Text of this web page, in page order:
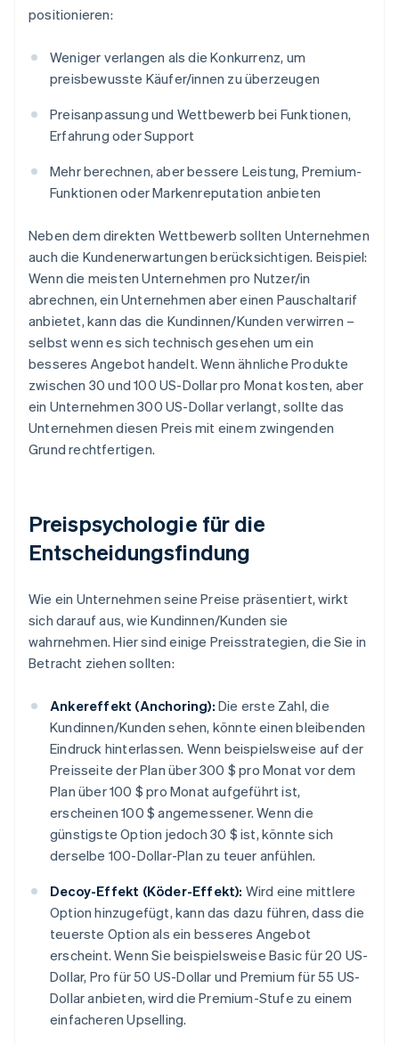
positionieren:
Weniger verlangen als die Konkurrenz, um
preisbewusste Käufer/innen zu überzeugen
Preisanpassung und Wettbewerb bei Funktionen,
Erfahrung oder Support
Mehr berechnen, aber bessere Leistung, Premium-
Funktionen oder Markenreputation anbieten
Neben dem direkten Wettbewerb sollten Unternehmen
auch die Kundenerwartungen berücksichtigen. Beispiel:
Wenn die meisten Unternehmen pro Nutzer/in
abrechnen, ein Unternehmen aber einen Pauschaltarif
anbietet, kann das die Kundinnen/Kunden verwirren –
selbst wenn es sich technisch gesehen um ein
besseres Angebot handelt. Wenn ähnliche Produkte
zwischen 30 und 100 US-Dollar pro Monat kosten, aber
ein Unternehmen 300 US-Dollar verlangt, sollte das
Unternehmen diesen Preis mit einem zwingenden
Grund rechtfertigen.
Preispsychologie für die
Entscheidungsfindung
Wie ein Unternehmen seine Preise präsentiert, wirkt
sich darauf aus, wie Kundinnen/Kunden sie
wahrnehmen. Hier sind einige Preisstrategien, die Sie in
Betracht ziehen sollten:
Ankereffekt (Anchoring): Die erste Zahl, die
Kundinnen/Kunden sehen, könnte einen bleibenden
Eindruck hinterlassen. Wenn beispielsweise auf der
Preisseite der Plan über 300 $ pro Monat vor dem
Plan über 100 $ pro Monat aufgeführt ist,
erscheinen 100 $ angemessener. Wenn die
günstigste Option jedoch 30 $ ist, könnte sich
derselbe 100-Dollar-Plan zu teuer anfühlen.
Decoy-Effekt (Köder-Effekt): Wird eine mittlere
Option hinzugefügt, kann das dazu führen, dass die
teuerste Option als ein besseres Angebot
erscheint. Wenn Sie beispielsweise Basic für 20 US-
Dollar, Pro für 50 US-Dollar und Premium für 55 US-
Dollar anbieten, wird die Premium-Stufe zu einem
einfacheren Upselling.